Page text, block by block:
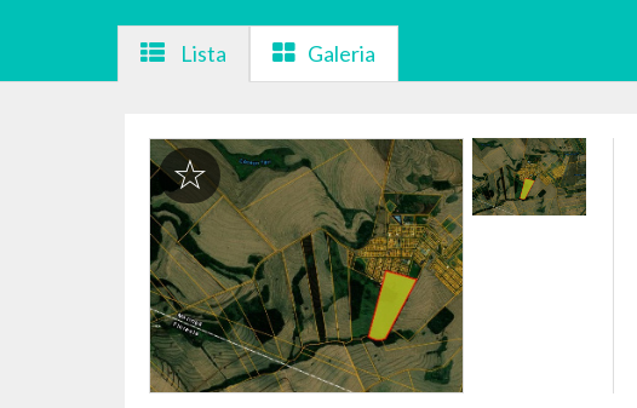
Lista Galeria